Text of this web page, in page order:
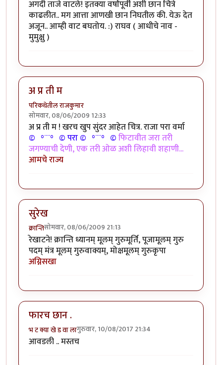
अगदी ताजे वाटले! इतक्या वर्षांपूर्वी अशी छान चित्रे
काढलीत.. मग आत्ता आणखी छान निघतील की. येऊ देत
अजून.. आम्ही वाट बघतोय. :) राघव ( आधीचे नाव -
मुमुक्षु )
अ प्र ती म
परिकथेतील राजकुमार
सोमवार, 08/06/2009 12:33
अ प्र ती म ! खरच खुप सुंदर आहेत चित्र. राजा परा वर्मा
©º°¨¨°º© परा ©º°¨¨°º©फिटावीत जरा तरी
जगण्याची देणी, एक तरी ओळ अशी लिहावी शहाणी...
आमचे राज्य
सुरेख
क्रान्तिसोमवार, 08/06/2009 21:13
रेखाटने! क्रान्ति ध्यानम् मूलम् गुरुमूर्ति, पूजामूलम् गुरु
पदम् मंत्र मूलम् गुरुवाक्यम्, मोक्षमूलम् गुरुकृपा
अग्निसखा
फारच छान .
भ ट क्या खे ड वा लागुरुवार, 10/08/2017 21:34
आवडली .. मस्तच